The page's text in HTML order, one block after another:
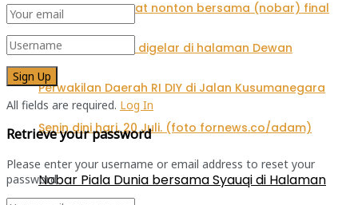
Nobar Piala Dunia bersama Syauqi di Halaman
All fields are required. Log In
Retrieve your password
Please enter your username or email address to reset your
password.